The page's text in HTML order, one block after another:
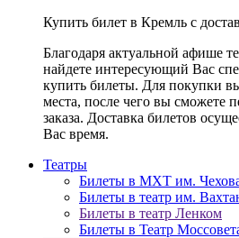
Купить билет в Кремль с
Благодаря актуальной афише
найдете интересующий Вас
купить билеты. Для покупки
места, после чего вы сможете
заказа. Доставка билетов
Вас время.
Театры
Билеты в МХТ им.
Билеты в театр им.
Билеты в театр Ленком
Билеты в Театр